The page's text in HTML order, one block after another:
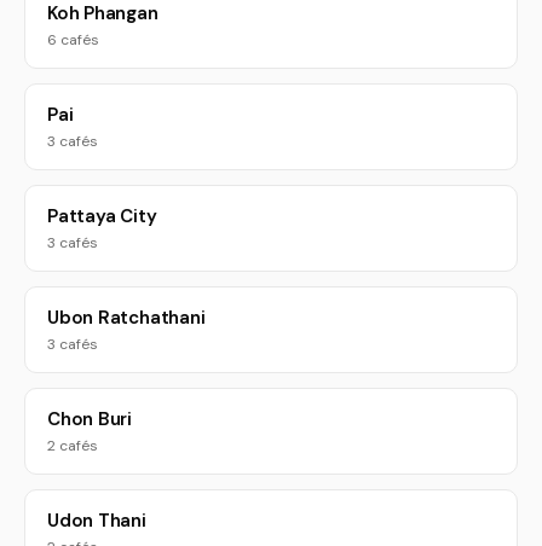
Koh Phangan
6 cafés
Pai
3 cafés
Pattaya City
3 cafés
Ubon Ratchathani
3 cafés
Chon Buri
2 cafés
Udon Thani